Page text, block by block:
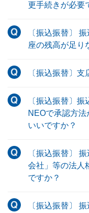
更手続きが必要
〔振込振替〕
座の残高が足り
〔振込振替〕支
〔振込振替〕
NEOで承認方
いいですか？
〔振込振替〕
会社」等の法人
ですか？
〔振込振替〕